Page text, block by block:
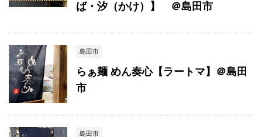
ば・汐（かけ）】 ＠島田市
島田市
らぁ麺 めん奏心【ラートマ】＠島田
市
島田市